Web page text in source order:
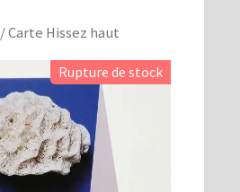
/ Carte Hissez haut